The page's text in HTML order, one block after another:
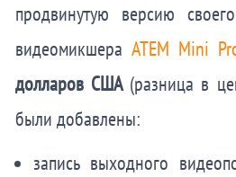
продвинутую версию
видеомикшера ATEM Mini
долларов США(разница в
были добавлены:
запись выходного